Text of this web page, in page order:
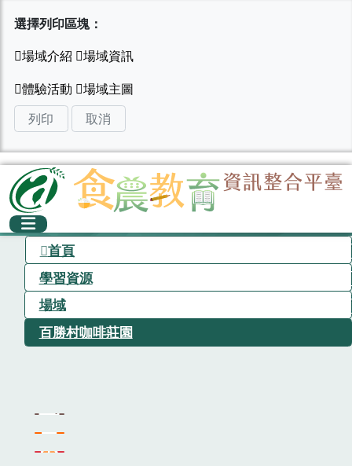
選擇列印區塊：
列印 取消
首頁
學習資源
場域
百勝村咖啡莊園